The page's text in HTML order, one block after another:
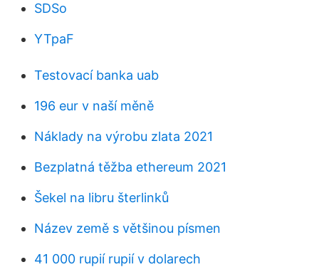
SDSo
YTpaF
Testovací banka uab
196 eur v naší měně
Náklady na výrobu zlata 2021
Bezplatná těžba ethereum 2021
Šekel na libru šterlinků
Název země s většinou písmen
41 000 rupií rupií v dolarech